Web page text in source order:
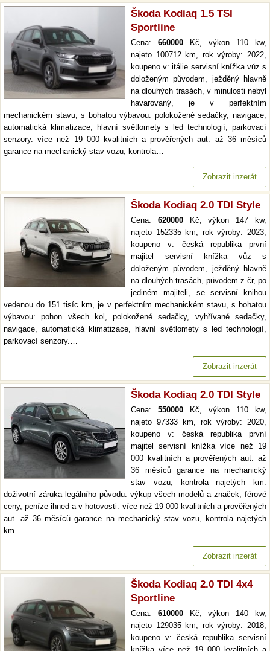
Škoda Kodiaq 1.5 TSI
Sportline
Cena: 660000 Kč, výkon 110 kw,
najeto 100712 km, rok výroby: 2022,
koupeno v: itálie servisní knížka vůz s
doloženým původem, ježděný hlavně
na dlouhých trasách, v minulosti nebyl
havarovaný, je v perfektním
mechanickém stavu, s bohatou výbavou: polokožené sedačky, navigace,
automatická klimatizace, hlavní světlomety s led technologií, parkovací
senzory. více než 19 000 kvalitních a prověřených aut. až 36 měsíců
garance na mechanický stav vozu, kontrola…
Zobrazit inzerát
Škoda Kodiaq 2.0 TDI Style
Cena: 620000Kč, výkon 147 kw,
najeto 152335 km, rok výroby: 2023,
koupeno v: česká republika první
majitel servisní knížka vůz s
doloženým původem, ježděný hlavně
na dlouhých trasách, původem z čr, po
jediném majiteli, se servisní knihou
vedenou do 151 tisíc km, je v perfektním mechanickém stavu, s bohatou
výbavou: pohon všech kol, polokožené sedačky, vyhřívané sedačky,
navigace, automatická klimatizace, hlavní světlomety s led technologií,
parkovací senzory.…
Zobrazit inzerát
Škoda Kodiaq 2.0 TDI Style
Cena: 550000 Kč, výkon 110 kw,
najeto 97333 km, rok výroby: 2020,
koupeno v: česká republika první
majitel servisní knížka více než 19
000 kvalitních a prověřených aut. až
36 měsíců garance na mechanický
stav vozu, kontrola najetých km.
doživotní záruka legálního původu. výkup všech modelů a značek, férové
ceny, peníze ihned a v hotovosti. více než 19 000 kvalitních a prověřených
aut. až 36 měsíců garance na mechanický stav vozu, kontrola najetých
km.…
Zobrazit inzerát
Škoda Kodiaq 2.0 TDI 4x4
Sportline
Cena: 610000Kč, výkon 140 kw,
najeto 129035 km, rok výroby: 2018,
koupeno v: česká republika servisní